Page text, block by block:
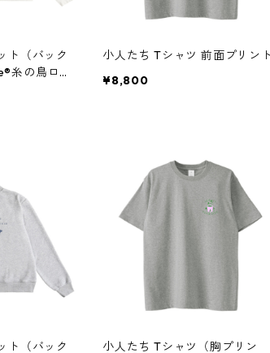
ト（バック
糸の鳥ロゴ
小人たち Tシャツ 前面プリン
¥8,800
ト（バック
小人たち Tシャツ（胸プリン